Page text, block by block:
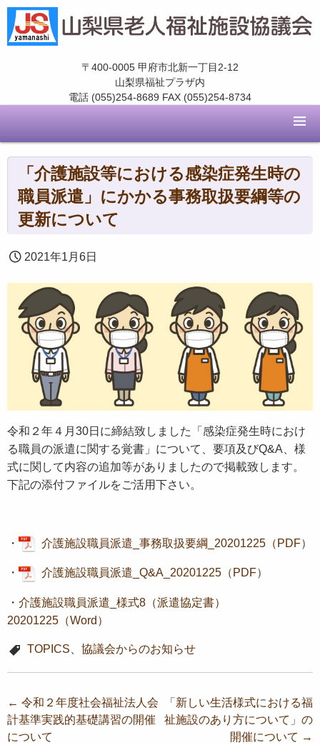
〒400-0005 甲府市北新一丁目2-12
山梨県福祉プラザ内
電話 (055)254-8689 FAX (055)254-8734
「介護施設等における感染症発生時の
職員派遣」にかかる事務取扱要綱等の
更新について
2021年1月6日
令和２年４月30日に締結致しました「感染症発生時におけ
る職員の派遣に関する覚書」について、要項及びQ&A、様
式に関して内容の追加等がありましたので掲載致します。
下記の添付ファイルをご活用下さい。
・ 介護施設職員派遣_事務取扱要綱_20201225（PDF）
・ 介護施設職員派遣_Q&A_20201225（PDF）
・ 介護施設職員派遣_様式8（派遣協定書）
20201225（Word）
TOPICS 協議会からのお知らせ
投
稿
← 令和２年度社会福祉法人会
計基準実践的基礎講習の開催
について
「新しい生活様式における福
祉施設のあり方について」の
開催について →